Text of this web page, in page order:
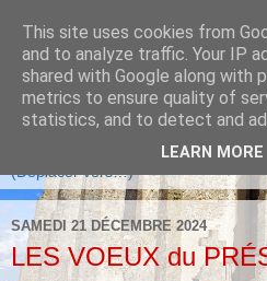
SAMEDI 21 DÉCEMBRE 2024
LES VOEUX du
This site uses cookies from
and to analyze traffic. Your IP
shared with Google along with
metrics to ensure quality of
statistics, and to detect and
LEARN MORE